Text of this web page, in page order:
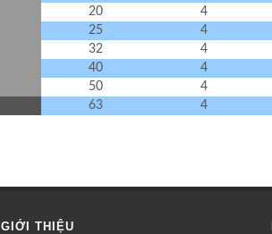
20
4
25
4
32
4
40
4
50
4
63 4
GIỚI THIỆU